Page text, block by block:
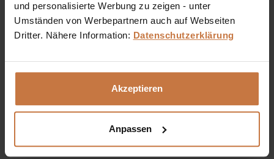
und personalisierte Werbung zu zeigen - unter
Umständen von Werbepartnern auch auf Webseiten
Dritter. Nähere Information: Datenschutzerklärung
Akzeptieren
Anpassen
Dennis Grischek, Inhaber Kosmetikstudio in Graz & kosmetik.at